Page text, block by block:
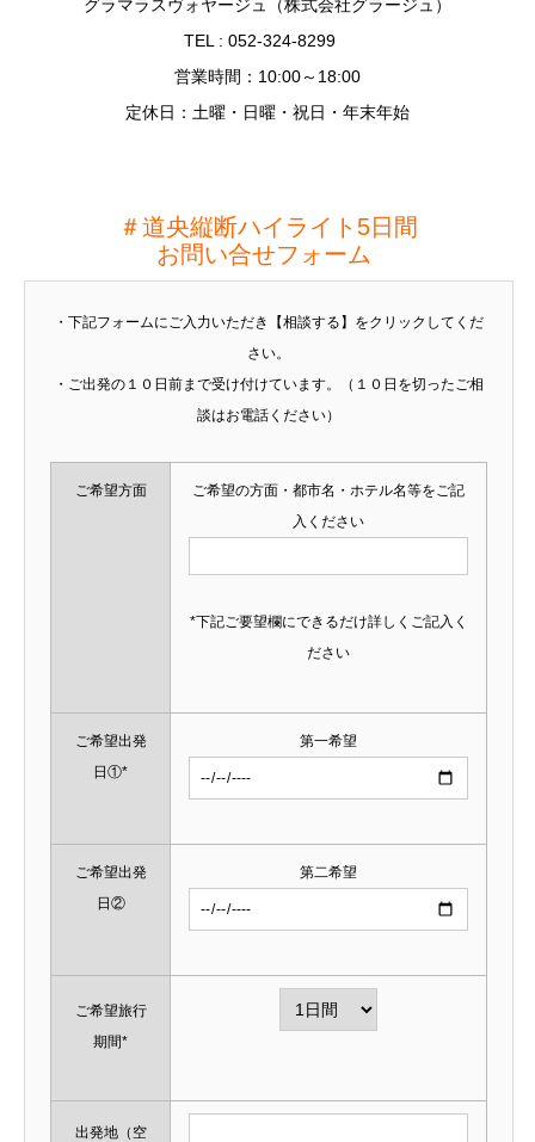
グラマラスヴォヤージュ（株式会社グラージュ）
TEL : 052-324-8299
営業時間：10:00～18:00
定休日：土曜・日曜・祝日・年末年始
＃道央縦断ハイライト5日間
お問い合せフォーム
・下記フォームにご入力いただき【相談する】をクリックしてくだ
さい。
・ご出発の１０日前まで受け付けています。（１０日を切ったご相
談はお電話ください）
ご希望方面
ご希望の方面・都市名・ホテル名等をご記
入ください
*下記ご要望欄にできるだけ詳しくご記入く
ださい
ご希望出発
日①*
第一希望
ご希望出発
日②
第二希望
ご希望旅行
期間*
出発地（空